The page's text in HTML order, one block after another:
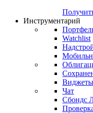
Инструментарий
Watchlist
Чат
Сбондс